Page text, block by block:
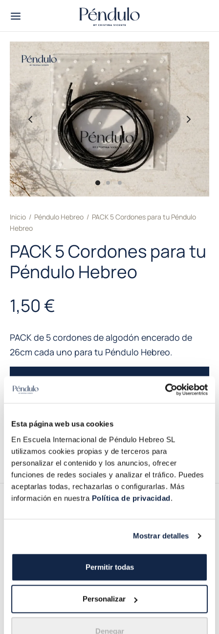
Esta página web usa cookies
En Escuela Internacional de Péndulo Hebreo SL
utilizamos cookies propias y de terceros para
personalizar el contenido y los anuncios, ofrecer
funciones de redes sociales y analizar el tráfico. Puedes
aceptarlas todas, rechazarlas o configurarlas. Más
información en nuestra Política de privacidad.
Mostrar detalles
Permitir todas
Personalizar
Denegar
Inicio / Péndulo Hebreo / PACK 5 Cordones para tu Péndulo
Hebreo
PACK 5 Cordones para tu
Péndulo Hebreo
1,50 €
PACK de 5 cordones de algodón encerado de
26cm cada uno para tu Péndulo Hebreo.
Añadir al carrito
SKU: REPH101 Categoría: Péndulo Hebreo
PACK de 5 cordones de algodón encerado de 26cm
cada uno para tu Péndulo Hebreo.
*Péndulo Hebreo no incluido